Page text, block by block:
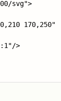
svg">
170,250"
>